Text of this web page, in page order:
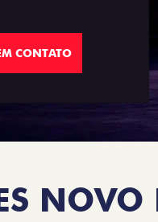
CONTATO
NOVO